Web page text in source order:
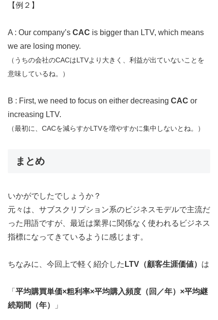
【例２】
A : Our company’s CAC is bigger than LTV, which means
we are losing money.
（うちの会社のCACはLTVより大きく、利益が出ていないことを
意味しているね。）
B : First, we need to focus on either decreasing CAC or
increasing LTV.
（最初に、CACを減らすかLTVを増やすかに集中しないとね。）
まとめ
いかがでしたでしょうか？
元々は、サブスクリプション系のビジネスモデルで主流だ
った用語ですが、最近は業界に関係なく使われるビジネス
指標になってきているように感じます。
ちなみに、今回上で軽く紹介した LTV（顧客生涯価値） は
「 平均購買単価×粗利率×平均購入頻度（回／年）×平均継
続期間（年）
」